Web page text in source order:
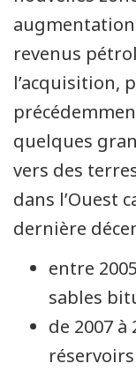
revenus
l’acquisition,
quelques
vers des
dans l’Ouest
dernière
entre
sables
de 2007